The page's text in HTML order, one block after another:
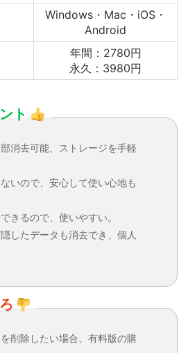
Windows・Mac・iOS・
Android
年間：2780円
永久：3980円
ト
消去可能、ストレージを手軽
いので、安心して使い心地も
きるので、使いやすい。
したデータも消去でき、個人
削除したい場合、有料版の購